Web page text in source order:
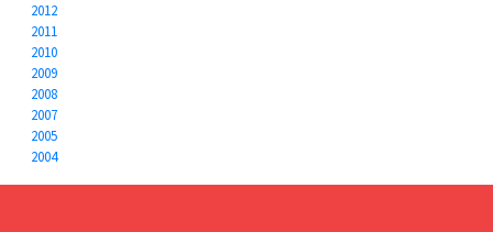
2012
2011
2010
2009
2008
2007
2005
2004